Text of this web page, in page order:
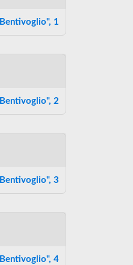
1
2
3
4